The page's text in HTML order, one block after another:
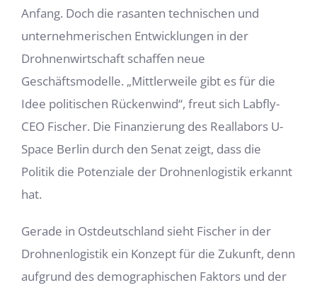
Anfang. Doch die rasanten technischen und
unternehmerischen Entwicklungen in der
Drohnenwirtschaft schaffen neue
Geschäftsmodelle. „Mittlerweile gibt es für die
Idee politischen Rückenwind“, freut sich Labfly-
CEO Fischer. Die Finanzierung des Reallabors U-
Space Berlin durch den Senat zeigt, dass die
Politik die Potenziale der Drohnenlogistik erkannt
hat.
Gerade in Ostdeutschland sieht Fischer in der
Drohnenlogistik ein Konzept für die Zukunft, denn
aufgrund des demographischen Faktors und der